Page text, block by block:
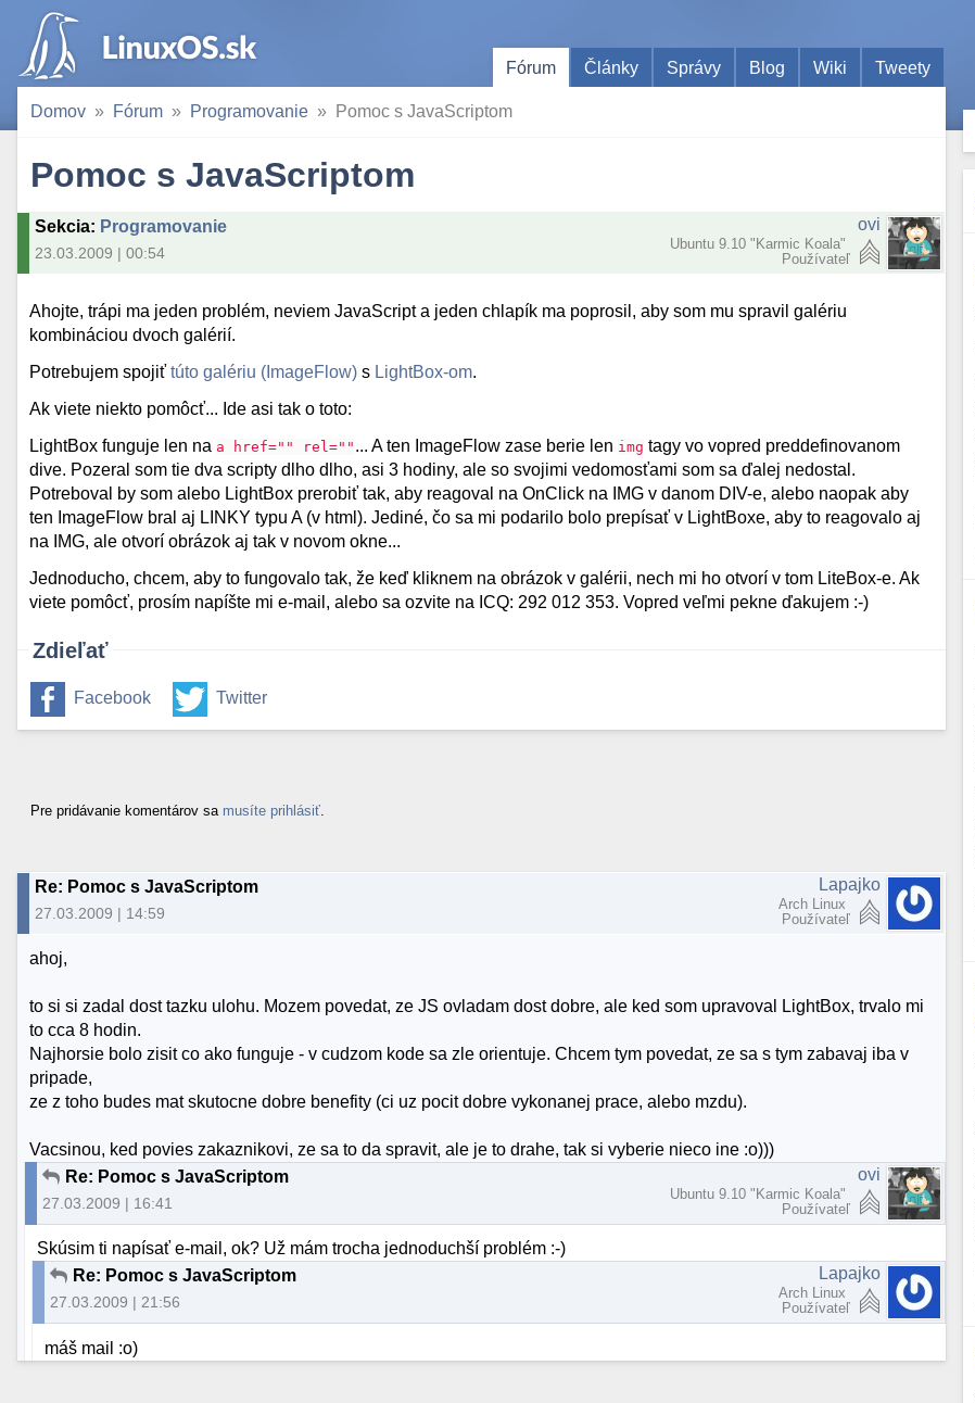
Fórum
Články Správy Blog Wiki Tweety
Domov Fórum Programovanie Pomoc s JavaScriptom
Pomoc s JavaScriptom
Sekcia: Programovanie
23.03.2009 | 00:54
ovi
Ubuntu 9.10 "Karmic Koala"
Používateľ
Ahojte, trápi ma jeden problém, neviem JavaScript a jeden chlapík ma poprosil, aby som mu spravil galériu
kombináciou dvoch galérií.
Potrebujem spojiťtúto galériu (ImageFlow) s LightBox-om.
Ak viete niekto pomôcť... Ide asi tak o toto:
LightBox funguje len na a href="" rel="" ... A ten ImageFlow zase berie len img tagy vo vopred preddefinovanom
dive. Pozeral som tie dva scripty dlho dlho, asi 3 hodiny, ale so svojimi vedomosťami som sa ďalej nedostal.
Potreboval by som alebo LightBox prerobiť tak, aby reagoval na OnClick na IMG v danom DIV-e, alebo naopak aby
ten ImageFlow bral aj LINKY typu A (v html). Jediné, čo sa mi podarilo bolo prepísať v LightBoxe, aby to reagovalo aj
na IMG, ale otvorí obrázok aj tak v novom okne...
Jednoducho, chcem, aby to fungovalo tak, že keď kliknem na obrázok v galérii, nech mi ho otvorí v tom LiteBox-e. Ak
viete pomôcť, prosím napíšte mi e-mail, alebo sa ozvite na ICQ: 292 012 353. Vopred veľmi pekne ďakujem :-)
Zdieľať
Facebook Twitter
Pre pridávanie komentárov sa musíte prihlásiť
Re: Pomoc s JavaScriptom
27.03.2009 | 14:59
Lapajko
Arch Linux
Používateľ
ahoj,
to si si zadal dost tazku ulohu. Mozem povedat, ze JS ovladam dost dobre, ale ked som upravoval LightBox, trvalo mi
to cca 8 hodin.
Najhorsie bolo zisit co ako funguje - v cudzom kode sa zle orientuje. Chcem tym povedat, ze sa s tym zabavaj iba v
pripade,
ze z toho budes mat skutocne dobre benefity (ci uz pocit dobre vykonanej prace, alebo mzdu).
Vacsinou, ked povies zakaznikovi, ze sa to da spravit, ale je to drahe, tak si vyberie nieco ine :o)))
Re: Pomoc s JavaScriptom
27.03.2009 | 16:41
ovi
Ubuntu 9.10 "Karmic Koala"
Používateľ
Skúsim ti napísať e-mail, ok? Už mám trocha jednoduchší problém :-)
Re: Pomoc s JavaScriptom
27.03.2009 | 21:56
Lapajko
Arch Linux
Používateľ
máš mail :o)